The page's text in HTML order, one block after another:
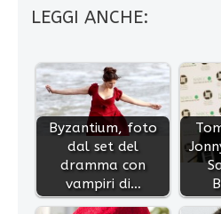
LEGGI ANCHE:
Byzantium, foto
dal set del
dramma con
vampiri di…